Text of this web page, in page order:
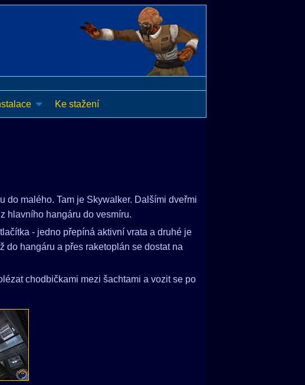
Ke stažení
do malého. Tam je Skywalker. Dalšími dveřmi
hlavního hangáru do vesmíru.
- jedno přepíná aktivní vrata a druhé je
do hangáru a přes raketoplán se dostat na
chodbičkami mezi šachtami a vozit se po